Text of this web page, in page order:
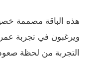
هذه الباقة مصممة
ويرغبون في تجربة
التجربة من لحظة